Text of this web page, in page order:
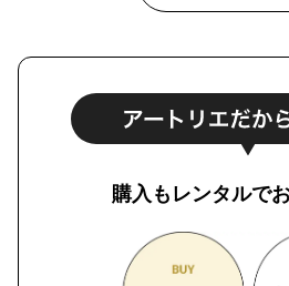
購入もレンタルで